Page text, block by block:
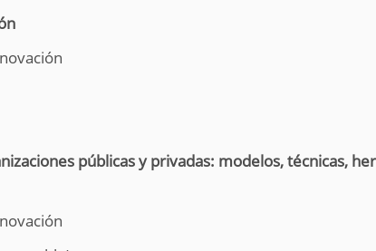
públicas y privadas: modelos, técnicas,